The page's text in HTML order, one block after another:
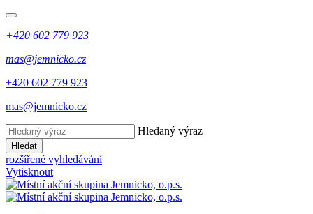
+420 602 779 923
mas@jemnicko.cz
+420 602 779 923
mas@jemnicko.cz
Hledaný výraz
Hledat
rozšířené vyhledávání
Vytisknout